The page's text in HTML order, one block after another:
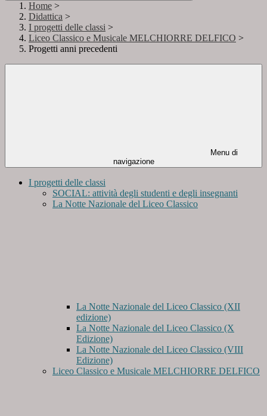
Home >
Didattica >
I progetti delle classi >
Liceo Classico e Musicale MELCHIORRE DELFICO >
Progetti anni precedenti
Menu di
navigazione
I progetti delle classi
SOCIAL: attività degli studenti e degli insegnanti
La Notte Nazionale del Liceo Classico
La Notte Nazionale del Liceo Classico (XII
edizione)
La Notte Nazionale del Liceo Classico (X
Edizione)
La Notte Nazionale del Liceo Classico (VIII
Edizione)
Liceo Classico e Musicale MELCHIORRE DELFICO